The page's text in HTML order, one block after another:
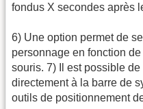
fondus X secondes après
6) Une option permet de
personnage en fonction
souris. 7) Il est possible
directement à la barre de
outils de positionnement